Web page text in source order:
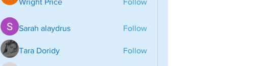
Wright Price Follow
Sarah alaydrus Follow
Tara Doridy Follow